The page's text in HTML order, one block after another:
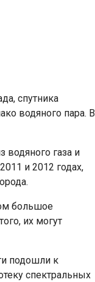
спутника
водяного пара. В
водяного газа и
и 2012 годах,
большое
их могут
подошли к
спектральных